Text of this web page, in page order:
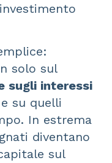
solo sul
sugli interessi
su quelli
In estrema
diventano
sul